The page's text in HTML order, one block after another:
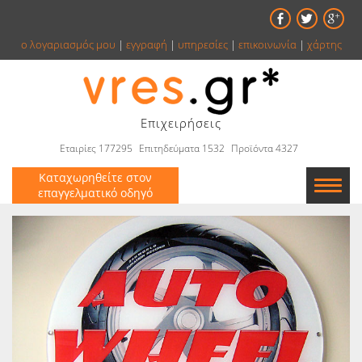
ο λογαριασμός μου | εγγραφή | υπηρεσίες| επικοινωνία| χάρτης
Επιχειρήσεις
Εταιρίες 177295 Επιτηδεύματα 1532 Προϊόντα 4327
Καταχωρηθείτε στον
επαγγελματικό οδηγό
Εταιρείες
Κατάλογος
Αγγελίες
Βιβλία